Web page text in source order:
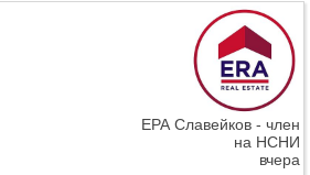
ЕРА Славейков - член
на НСНИ
вчера